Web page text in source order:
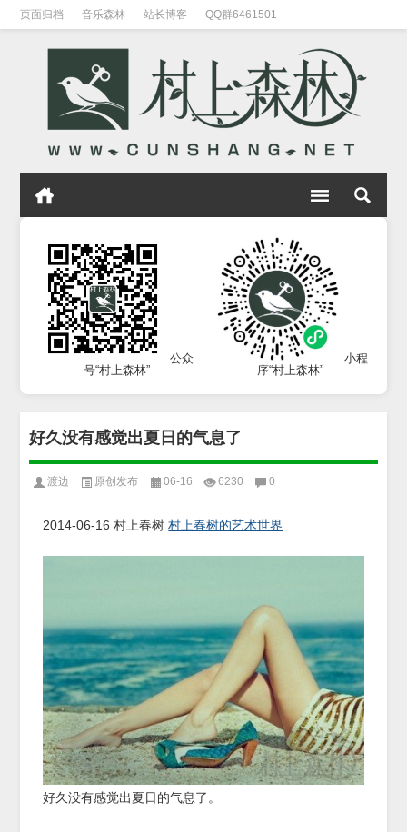
页面归档 音乐森林 站长博客 QQ群6461501
公众
号“村上森林”
小程
序“村上森林”
好久没有感觉出夏日的气息了
渡边 原创发布 06-16 6230 0
2014-06-16 村上春树 村上春树的艺术世界
好久没有感觉出夏日的气息了。